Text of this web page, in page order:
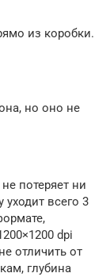
из коробки.
но оно не
потеряет ни
всего 3
dpi
отличить от
глубина